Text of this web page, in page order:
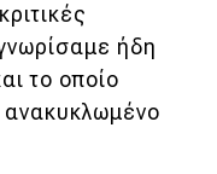
ήδη
το οποίο
ανακυκλωμένο